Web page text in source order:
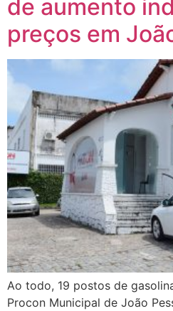
de aumento
preços em
Ao todo, 19 postos de
Procon Municipal de João